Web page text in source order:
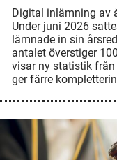
Digital inlämning av
Under juni 2026
lämnade in sin
antalet överstiger
visar ny statistik
ger färre